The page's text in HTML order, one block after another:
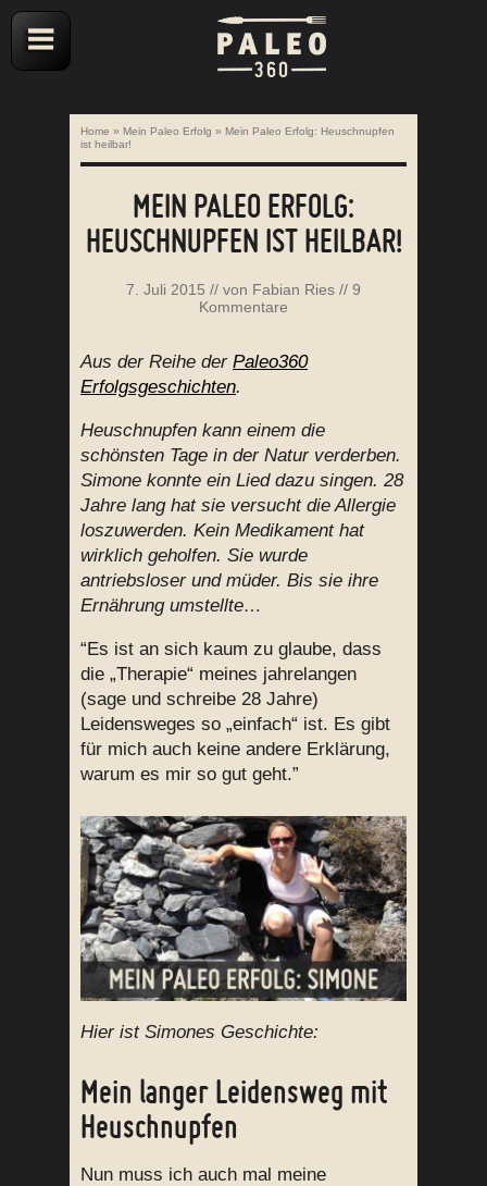
Home » Mein Paleo Erfolg » Mein Paleo Erfolg: Heuschnupfen
ist heilbar!
MEIN PALEO ERFOLG:
HEUSCHNUPFEN IST HEILBAR!
7. Juli 2015 // von Fabian Ries // 9
Kommentare
Aus der Reihe der Paleo360
Erfolgsgeschichten.
Heuschnupfen kann einem die
schönsten Tage in der Natur verderben.
Simone konnte ein Lied dazu singen. 28
Jahre lang hat sie versucht die Allergie
loszuwerden. Kein Medikament hat
wirklich geholfen. Sie wurde
antriebsloser und müder. Bis sie ihre
Ernährung umstellte…
“Es ist an sich kaum zu glaube, dass
die „Therapie“ meines jahrelangen
(sage und schreibe 28 Jahre)
Leidensweges so „einfach“ ist. Es gibt
für mich auch keine andere Erklärung,
warum es mir so gut geht.”
Hier ist Simones Geschichte:
Mein langer Leidensweg mit
Heuschnupfen
Nun muss ich auch mal meine